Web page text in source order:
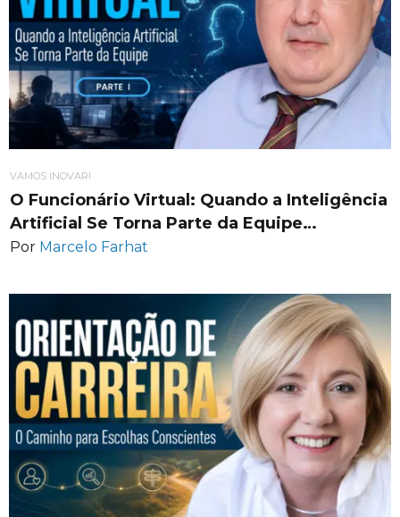
VAMOS INOVAR!
O Funcionário Virtual: Quando a Inteligência
Artificial Se Torna Parte da Equipe…
Por Marcelo Farhat